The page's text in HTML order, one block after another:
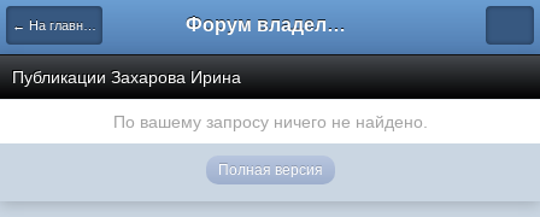
← На главную Форум владельцев интернет-магазинов
Публикации Захарова Ирина
По вашему запросу ничего не найдено.
Полная версия